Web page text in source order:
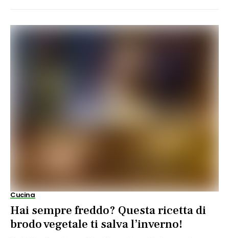
Cucina
Hai sempre freddo? Questa ricetta di
brodo vegetale ti salva l’inverno!